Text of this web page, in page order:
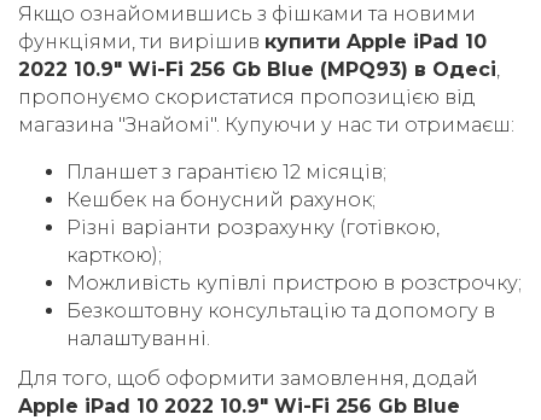
Якщо ознайомившись з фішками та новими
функціями, ти вирішив купити Apple iPad 10
2022 10.9" Wi-Fi 256 Gb Blue (MPQ93) в Одесі
пропонуємо скористатися пропозицією від
магазина "Знайомі". Купуючи у нас ти отримаєш:
Планшет з гарантією 12 місяців;
Кешбек на бонусний рахунок;
Різні варіанти розрахунку (готівкою,
карткою);
Можливість купівлі пристрою в розстрочку;
Безкоштовну консультацію та допомогу в
налаштуванні.
Для того, щоб оформити замовлення, додай
Apple iPad 10 2022 10.9" Wi-Fi 256 Gb Blue